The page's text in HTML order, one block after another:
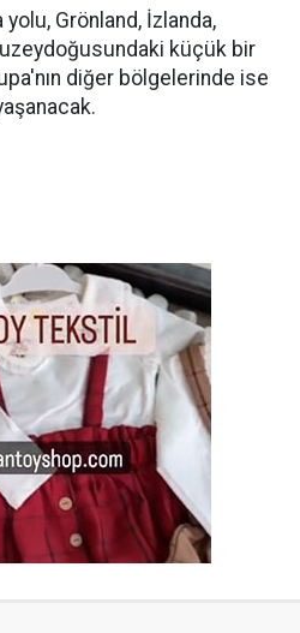
Grönland, İzlanda,
küçük bir
diğer bölgelerinde ise